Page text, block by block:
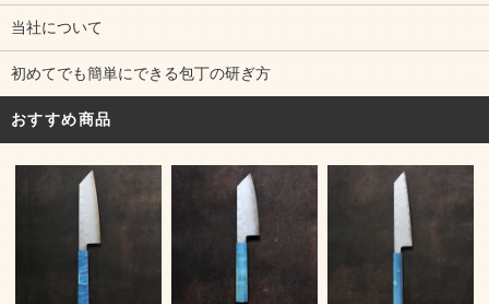
当社について
初めてでも簡単にできる包丁の研ぎ方
おすすめ商品